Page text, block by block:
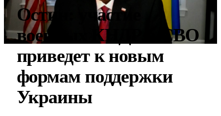
Остин: участие
военных КНДР в СВО
приведет к новым
формам поддержки
Украины